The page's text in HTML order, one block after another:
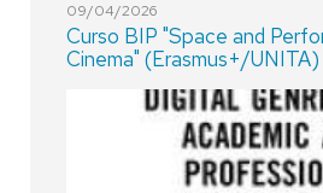
09/04/2026
Curso BIP "Space and
Cinema" (Erasmus+/UNITA)